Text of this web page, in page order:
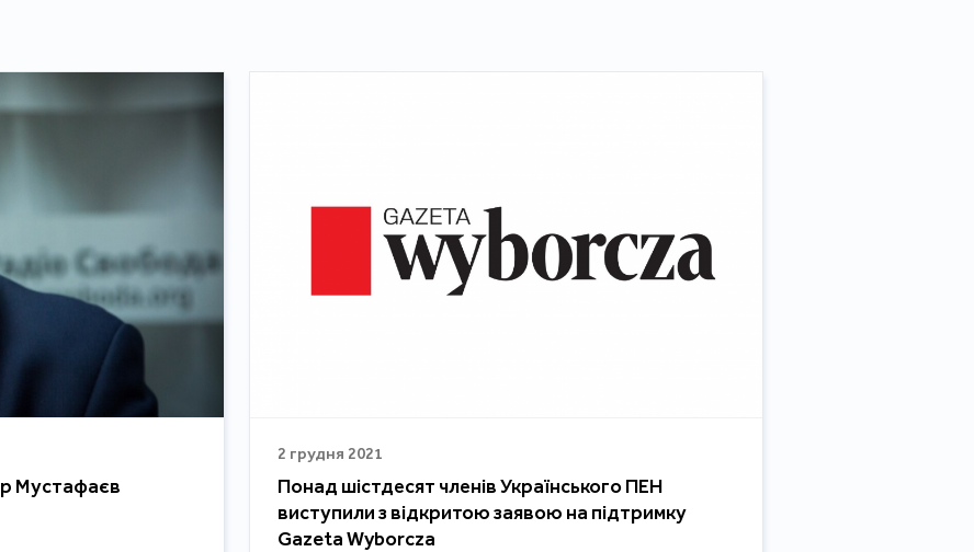
Мустафаєв
2 грудня 2021
Понад шістдесят членів Українського ПЕН
виступили з відкритою заявою на підтримку
Gazeta Wyborcza